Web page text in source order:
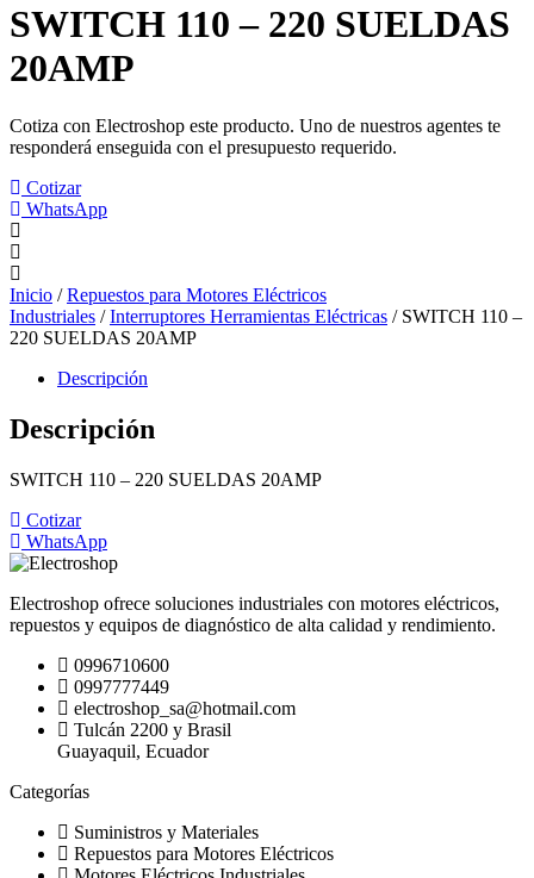
SWITCH 110 – 220 SUELDAS
20AMP
Cotiza con Electroshop este producto. Uno de nuestros agentes te
responderá enseguida con el presupuesto requerido.
Cotizar
WhatsApp
Inicio /Repuestos para Motores Eléctricos
Industriales /Interruptores Herramientas Eléctricas / SWITCH 110 –
220 SUELDAS 20AMP
Descripción
Descripción
SWITCH 110 – 220 SUELDAS 20AMP
Cotizar
WhatsApp
Electroshop ofrece soluciones industriales con motores eléctricos,
repuestos y equipos de diagnóstico de alta calidad y rendimiento.
0996710600
0997777449
electroshop_sa@hotmail.com
Tulcán 2200 y Brasil
Guayaquil, Ecuador
Categorías
Suministros y Materiales
Repuestos para Motores Eléctricos